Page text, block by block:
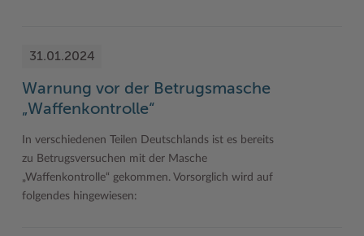
31.01.2024
Warnung vor der Betrugsmasche
„Waffenkontrolle“
In verschiedenen Teilen Deutschlands ist es bereits
zu Betrugsversuchen mit der Masche
„Waffenkontrolle“ gekommen. Vorsorglich wird auf
folgendes hingewiesen: